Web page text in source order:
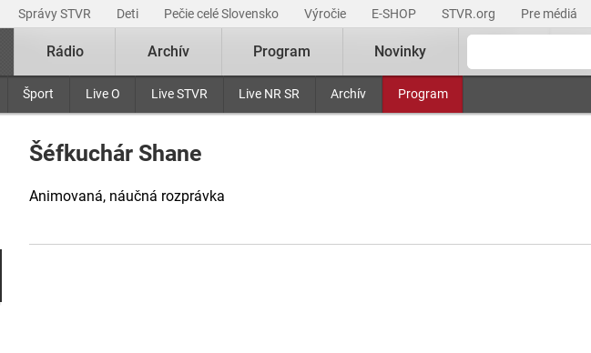
Správy STVR Deti Pečie celé Slovensko Výročie E-SHOP STVR.org Pre médiá
Šport Live O Live STVR Live NR SR Archív Program
Rádio Archív Program Novinky
Šéfkuchár Shane
Animovaná, náučná rozprávka